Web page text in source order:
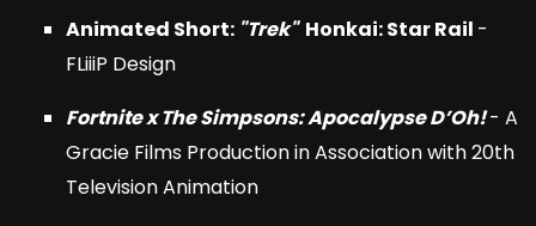
Animated Short: "Trek" Honkai: Star Rail -
FLiiiP Design
Fortnite x The Simpsons: Apocalypse D’Oh!- A
Gracie Films Production in Association with 20th
Television Animation